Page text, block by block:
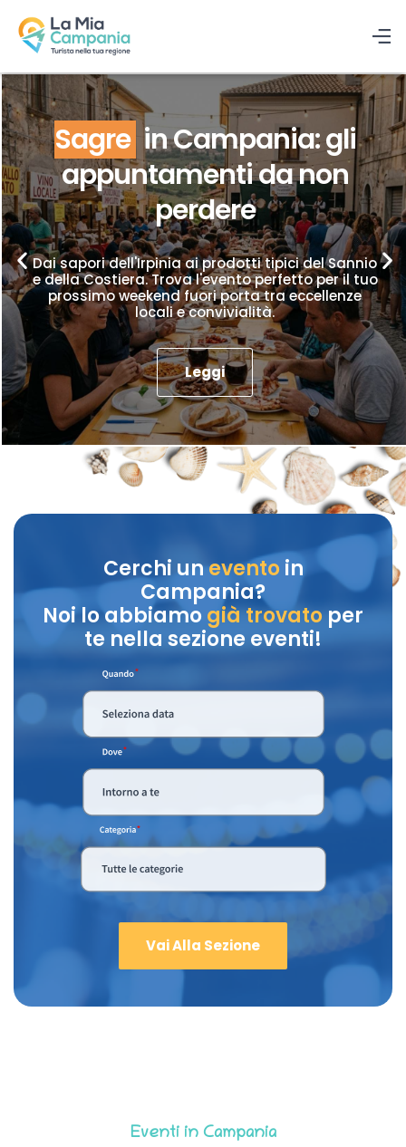
Sagre in Campania: gli
appuntamenti da non
perdere
Dai sapori dell'Irpinia ai prodotti tipici del Sannio
e della Costiera. Trova l'evento perfetto per il tuo
prossimo weekend fuori porta tra eccellenze
locali e convivialità.
Leggi
Cerchi unevento in
Campania?
Noi lo abbiamo già trovatoper
te nella sezione eventi!
Vai Alla Sezione
Eventi in Campania